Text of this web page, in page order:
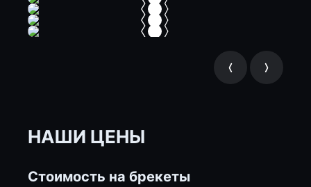
НАШИ ЦЕНЫ
Стоимость на брекеты